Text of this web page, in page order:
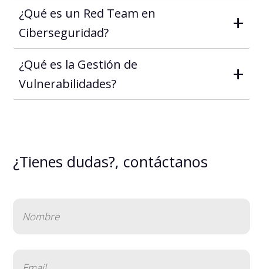
¿Qué es un Red Team en
Ciberseguridad?
+
¿Qué es la Gestión de
Vulnerabilidades?
+
¿Tienes dudas?, contáctanos
(Obligatorio)